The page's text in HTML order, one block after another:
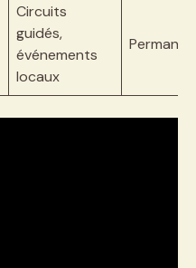
Circuits
guidés,
événements
locaux